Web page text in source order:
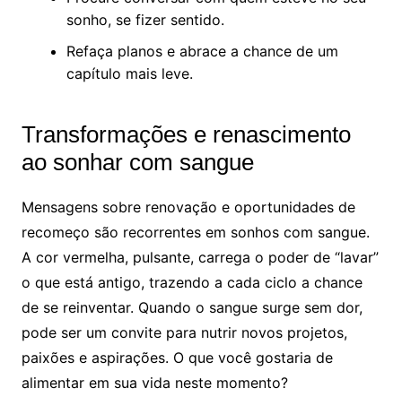
sonho, se fizer sentido.
Refaça planos e abrace a chance de um
capítulo mais leve.
Transformações e renascimento
ao sonhar com sangue
Mensagens sobre renovação e oportunidades de
recomeço são recorrentes em sonhos com sangue.
A cor vermelha, pulsante, carrega o poder de “lavar”
o que está antigo, trazendo a cada ciclo a chance
de se reinventar. Quando o sangue surge sem dor,
pode ser um convite para nutrir novos projetos,
paixões e aspirações. O que você gostaria de
alimentar em sua vida neste momento?